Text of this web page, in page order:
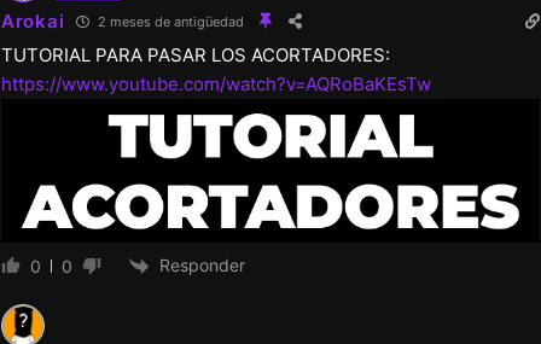
Arokai 2 meses de antigüedad
TUTORIAL PARA PASAR LOS ACORTADORES:
https://www.youtube.com/watch?v=AQRoBaKEsTw
0 0 Responder